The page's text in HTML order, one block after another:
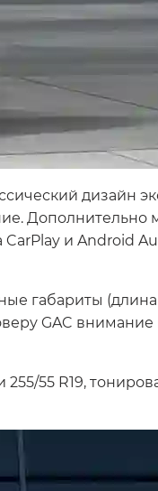
дизайн
Дополнительно
и Android
габариты
GAC
55 R19,